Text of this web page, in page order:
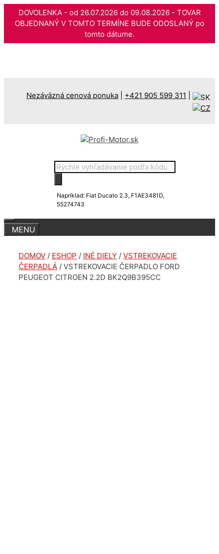
DOVOLENKA - od 26.07.2026 do 09.08.2026 - TOVAR
OBJEDNANÝ V TOMTO TERMÍNE BUDE ODOSLANÝ po
tomto dátume.
Nezáväzná cenová ponuka +421 905 599 311
Products
search
Napríklad: Fiat Ducato 2.3, F1AE3481D,
55274743
DOMOV / ESHOP / INÉ DIELY / VSTREKOVACIE
ČERPADLÁ / VSTREKOVACIE ČERPADLO FORD
PEUGEOT CITROEN 2.2D BK2Q9B395CC